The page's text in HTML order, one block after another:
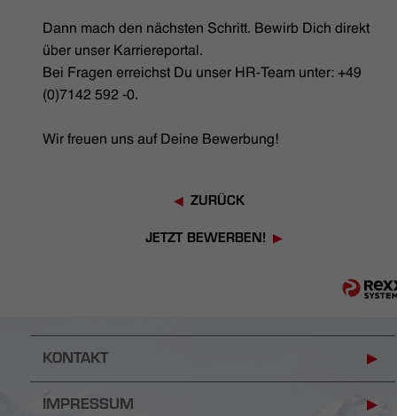
Dann mach den nächsten Schritt. Bewirb Dich direkt
über unser Karriereportal.
Bei Fragen erreichst Du unser HR-Team unter: +49
(0)7142 592 -0.
Wir freuen uns auf Deine Bewerbung!
ZURÜCK
JETZT BEWERBEN!
KONTAKT
IMPRESSUM